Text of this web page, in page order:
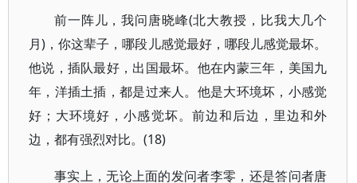
前一阵儿，我问唐晓峰(北大教授，比我大几个
月)，你这辈子，哪段儿感觉最好，哪段儿感觉最坏。
他说，插队最好，出国最坏。他在内蒙三年，美国九
年，洋插土插，都是过来人。他是大环境坏，小感觉
好；大环境好，小感觉坏。前边和后边，里边和外
边，都有强烈对比。(18)
事实上，无论上面的发问者李零，还是答问者唐